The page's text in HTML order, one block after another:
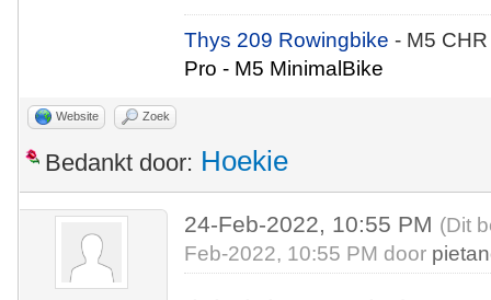
Thys 209 Rowingbike- M5
Pro - M5 MinimalBike
Website Zoek
Bedankt door: Hoekie
24-Feb-2022, 10:55 PM (Dit
Feb-2022, 10:55 PM door